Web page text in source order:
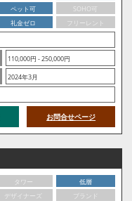
ペット可
SOHO可
礼金ゼロ
フリーレント
110,000円 - 250,000円
2024年3月
お問合せページ
タワー
低層
デザイナーズ
ブランド